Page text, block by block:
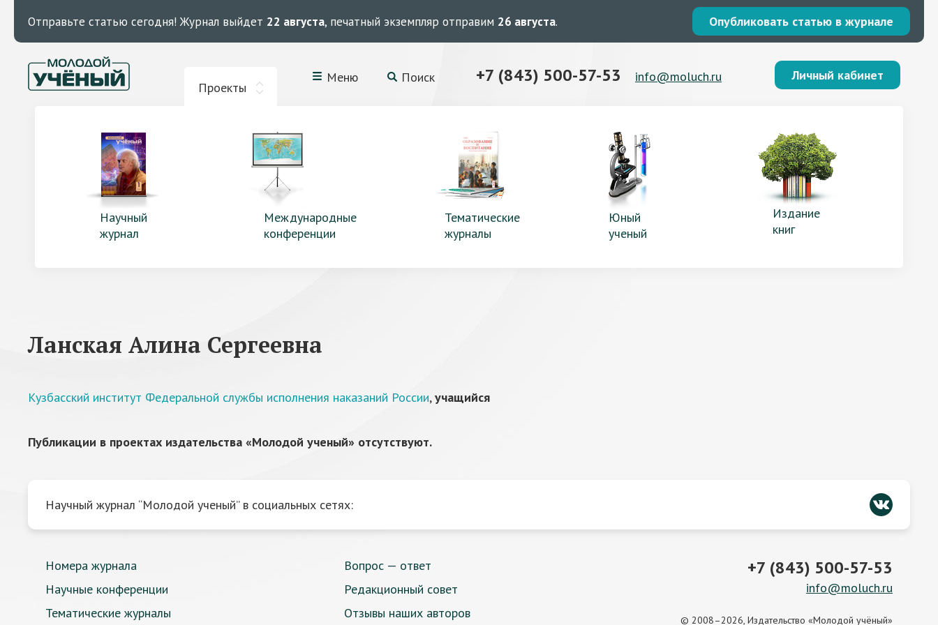
Отправьте статью сегодня! Журнал выйдет 22 августа, печатный экземпляр отправим 26 августа. Опубликовать статью в журнале
Проекты
Меню Поиск +7 (843) 500-57-53 info@moluch.ru Личный кабинет
Научный
журнал
Международные
конференции
Тематические
журналы
Юный
ученый
Издание
книг
Ланская Алина Сергеевна
Кузбасский институт Федеральной службы исполнения наказаний России,учащийся
Публикации в проектах издательства «Молодой ученый» отсутствуют.
Научный журнал “Молодой ученый” в социальных сетях:
Номера журнала
Научные конференции
Тематические журналы
Вопрос — ответ
Редакционный совет
Отзывы наших авторов
+7 (843) 500-57-53
info@moluch.ru
© 2008–2026, Издательство «Молодой учёный»